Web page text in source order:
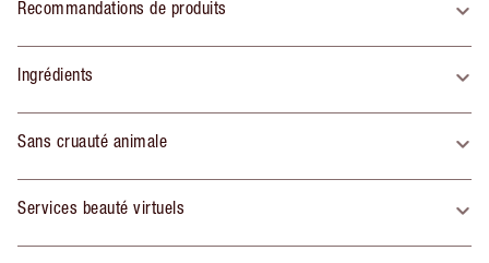
Recommandations de produits
Ingrédients
Sans cruauté animale
Services beauté virtuels